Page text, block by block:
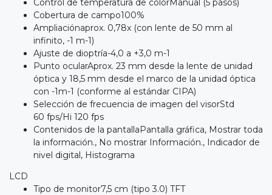
Cobertura de campo100%
Ampliaciónaprox. 0,78x (con lente de 50 mm al
infinito, -1 m-1)
Ajuste de dioptría-4,0 a +3,0 m-1
Punto ocularAprox. 23 mm desde la lente de unidad
óptica y 18,5 mm desde el marco de la unidad óptica
con -1m-1 (conforme al estándar CIPA)
Selección de frecuencia de imagen del visorStd
60 fps/Hi 120 fps
Contenidos de la pantallaPantalla gráfica, Mostrar toda
la información., No mostrar Información., Indicador de
nivel digital, Histograma
LCD
Tipo de monitor7,5 cm (tipo 3.0) TFT